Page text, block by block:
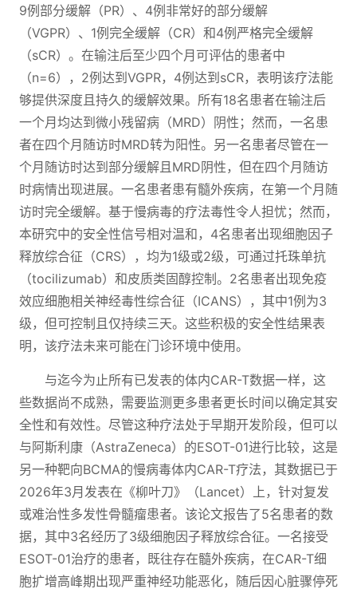
9例部分缓解（PR）、4例非常好的部分缓解
（VGPR）、1例完全缓解（CR）和4例严格完全缓解
（sCR）。在输注后至少四个月可评估的患者中
（n=6），2例达到VGPR，4例达到sCR，表明该疗法能
够提供深度且持久的缓解效果。所有18名患者在输注后
一个月均达到微小残留病（MRD）阴性；然而，一名患
者在四个月随访时MRD转为阳性。另一名患者尽管在一
个月随访时达到部分缓解且MRD阴性，但在四个月随访
时病情出现进展。一名患者患有髓外疾病，在第一个月随
访时完全缓解。基于慢病毒的疗法毒性令人担忧；然而，
本研究中的安全性信号相对温和，4名患者出现细胞因子
释放综合征（CRS），均为1级或2级，可通过托珠单抗
（tocilizumab）和皮质类固醇控制。2名患者出现免疫
效应细胞相关神经毒性综合征（ICANS），其中1例为3
级，但可控制且仅持续三天。这些积极的安全性结果表
明，该疗法未来可能在门诊环境中使用。
与迄今为止所有已发表的体内CAR-T数据一样，这
些数据尚不成熟，需要监测更多患者更长时间以确定其安
全性和有效性。尽管这种疗法处于早期开发阶段，但可以
与阿斯利康（AstraZeneca）的ESOT-01进行比较，这是
另一种靶向BCMA的慢病毒体内CAR-T疗法，其数据已于
2026年3月发表在《柳叶刀》（Lancet）上，针对复发
或难治性多发性骨髓瘤患者。该论文报告了5名患者的数
据，其中3名经历了3级细胞因子释放综合征。一名接受
ESOT-01治疗的患者，既往存在髓外疾病，在CAR-T细
胞扩增高峰期出现严重神经功能恶化，随后因心脏骤停死